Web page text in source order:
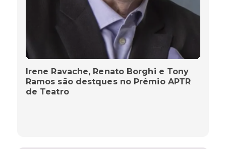
Irene Ravache, Renato Borghi e Tony
Ramos são destques no Prêmio APTR
de Teatro